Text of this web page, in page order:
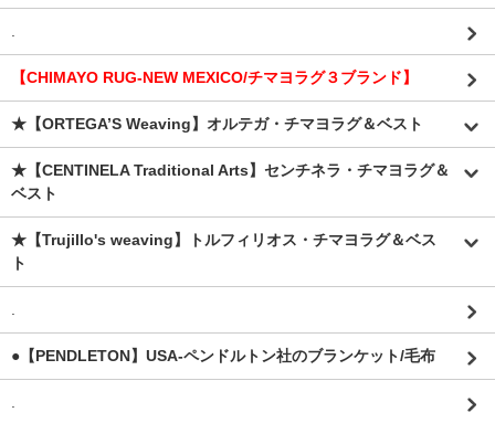
.
【CHIMAYO RUG-NEW MEXICO/チマヨラグ３ブランド】
★【ORTEGA’S Weaving】オルテガ・チマヨラグ＆ベスト
★【CENTINELA Traditional Arts】センチネラ・チマヨラグ＆
ベスト
★【Trujillo's weaving】トルフィリオス・チマヨラグ＆ベス
ト
.
●【PENDLETON】USA-ペンドルトン社のブランケット/毛布
.